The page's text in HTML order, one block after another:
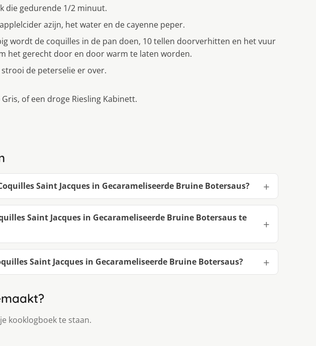
die gedurende 1/2 minuut.
azijn, het water en de cayenne peper.
wordt de coquilles in de pan doen, 10 tellen doorverhitten en het vuur
het gerecht door en door warm te laten worden.
de peterselie er over.
of een droge Riesling Kabinett.
Saint Jacques in Gecarameliseerde Bruine Botersaus?
Saint Jacques in Gecarameliseerde Bruine Botersaus te
Saint Jacques in Gecarameliseerde Bruine Botersaus?
kooklogboek te staan.